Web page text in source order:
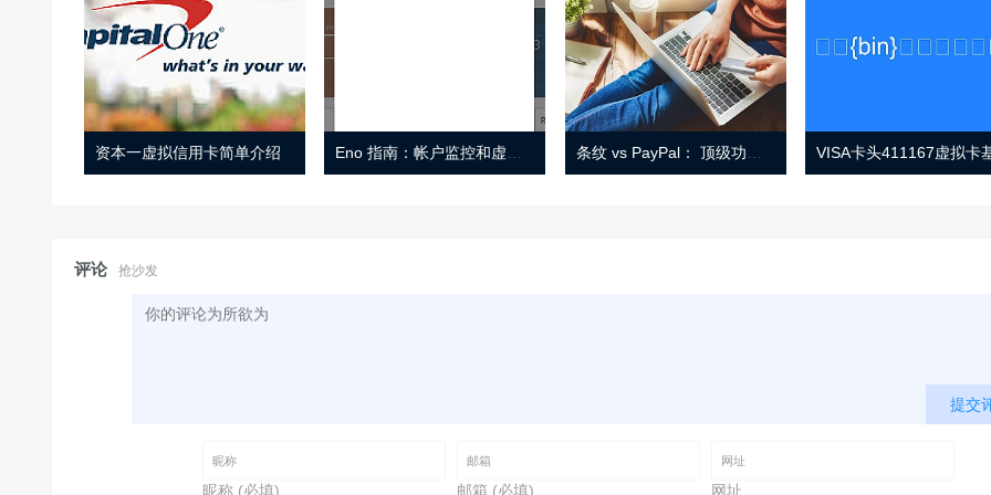
资本一虚拟信用卡简单介绍
评论 抢沙发
提交
昵称 (必填) 邮箱 (必填) 网址